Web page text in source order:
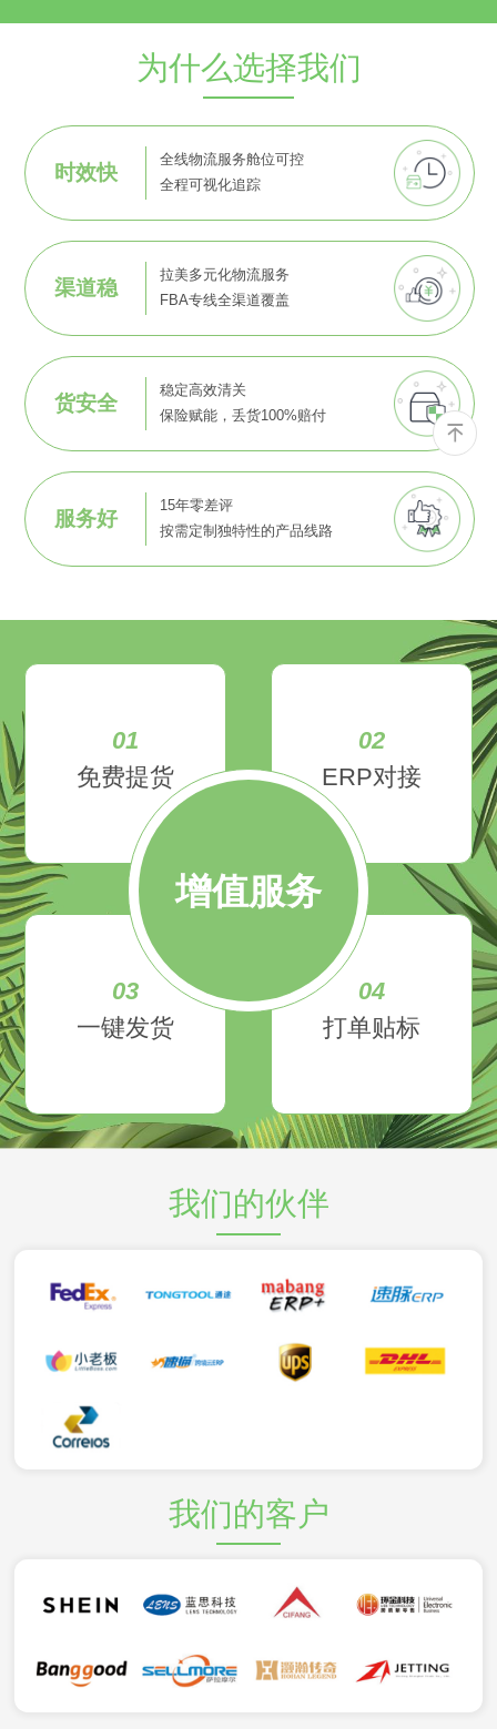
为什么选择我们
时效快
全线物流服务舱位可控
全程可视化追踪
渠道稳
拉美多元化物流服务
FBA专线全渠道覆盖
货安全
稳定高效清关
保险赋能，丢货100%赔付
服务好
15年零差评
按需定制独特性的产品线路
增值服务
01
免费提货
02
ERP对接
03
一键发货
04
打单贴标
我们的伙伴
我们的客户